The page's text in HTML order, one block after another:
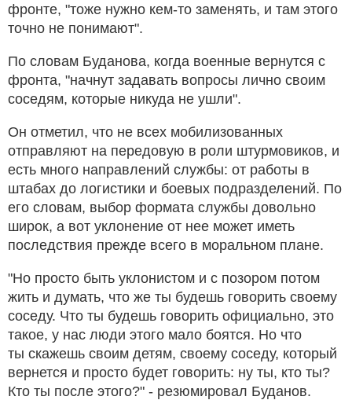
фронте, "тоже нужно кем-то заменять, и там этого
точно не понимают".
По словам Буданова, когда военные вернутся с
фронта, "начнут задавать вопросы лично своим
соседям, которые никуда не ушли".
Он отметил, что не всех мобилизованных
отправляют на передовую в роли штурмовиков, и
есть много направлений службы: от работы в
штабах до логистики и боевых подразделений. По
его словам, выбор формата службы довольно
широк, а вот уклонение от нее может иметь
последствия прежде всего в моральном плане.
"Но просто быть уклонистом и с позором потом
жить и думать, что же ты будешь говорить своему
соседу. Что ты будешь говорить официально, это
такое, у нас люди этого мало боятся. Но что
ты скажешь своим детям, своему соседу, который
вернется и просто будет говорить: ну ты, кто ты?
Кто ты после этого?" - резюмировал Буданов.